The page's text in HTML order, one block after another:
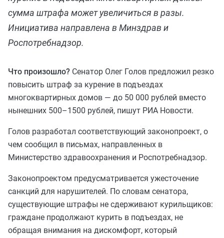
сумма штрафа может увеличиться в разы.
Инициатива направлена в Минздрав и
Роспотребнадзор.
Что произошло? Сенатор Олег Голов предложил резко
повысить штраф за курение в подъездах
многоквартирных домов — до 50 000 рублей вместо
нынешних 500–1500 рублей, пишут РИА Новости.
Голов разработал соответствующий законопроект, о
чем сообщил в письмах, направленных в
Министерство здравоохранения и Роспотребнадзор.
Законопроектом предусматривается ужесточение
санкций для нарушителей. По словам сенатора,
существующие штрафы не сдерживают курильщиков:
граждане продолжают курить в подъездах, не
обращая внимания на дискомфорт, который